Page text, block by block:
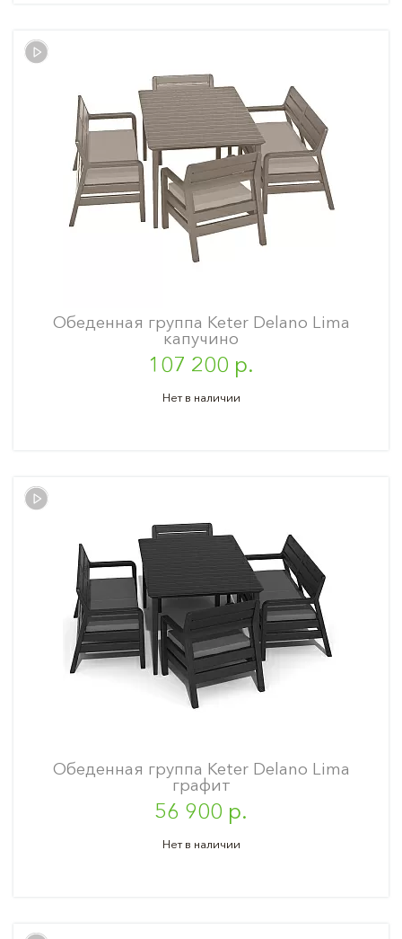
Обеденная группа Keter Delano Lima
капучино
107 200 р.
Нет в наличии
Обеденная группа Keter Delano Lima
графит
56 900 р.
Нет в наличии